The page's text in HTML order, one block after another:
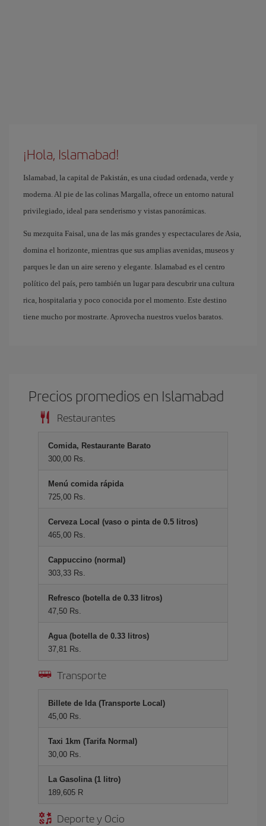
¡Hola, Islamabad!
Islamabad, la capital de Pakistán, es una ciudad ordenada, verde y
moderna. Al pie de las colinas Margalla, ofrece un entorno natural
privilegiado, ideal para senderismo y vistas panorámicas.
Su mezquita Faisal, una de las más grandes y espectaculares de Asia,
domina el horizonte, mientras que sus amplias avenidas, museos y
parques le dan un aire sereno y elegante. Islamabad es el centro
político del país, pero también un lugar para descubrir una cultura
rica, hospitalaria y poco conocida por el momento. Este destino
tiene mucho por mostrarte. Aprovecha nuestros vuelos baratos.
Precios promedios en Islamabad
Restaurantes
Comida, Restaurante Barato
300,00 Rs.
Menú comida rápida
725,00 Rs.
Cerveza Local (vaso o pinta de 0.5 litros)
465,00 Rs.
Cappuccino (normal)
303,33 Rs.
Refresco (botella de 0.33 litros)
47,50 Rs.
Agua (botella de 0.33 litros)
37,81 Rs.
Transporte
Billete de Ida (Transporte Local)
45,00 Rs.
Taxi 1km (Tarifa Normal)
30,00 Rs.
La Gasolina (1 litro)
189,605 R
Deporte y Ocio